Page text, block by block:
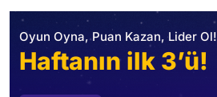
Oyun Oyna, Puan Kazan, Lider Ol!
Haftanın ilk 3’ü!